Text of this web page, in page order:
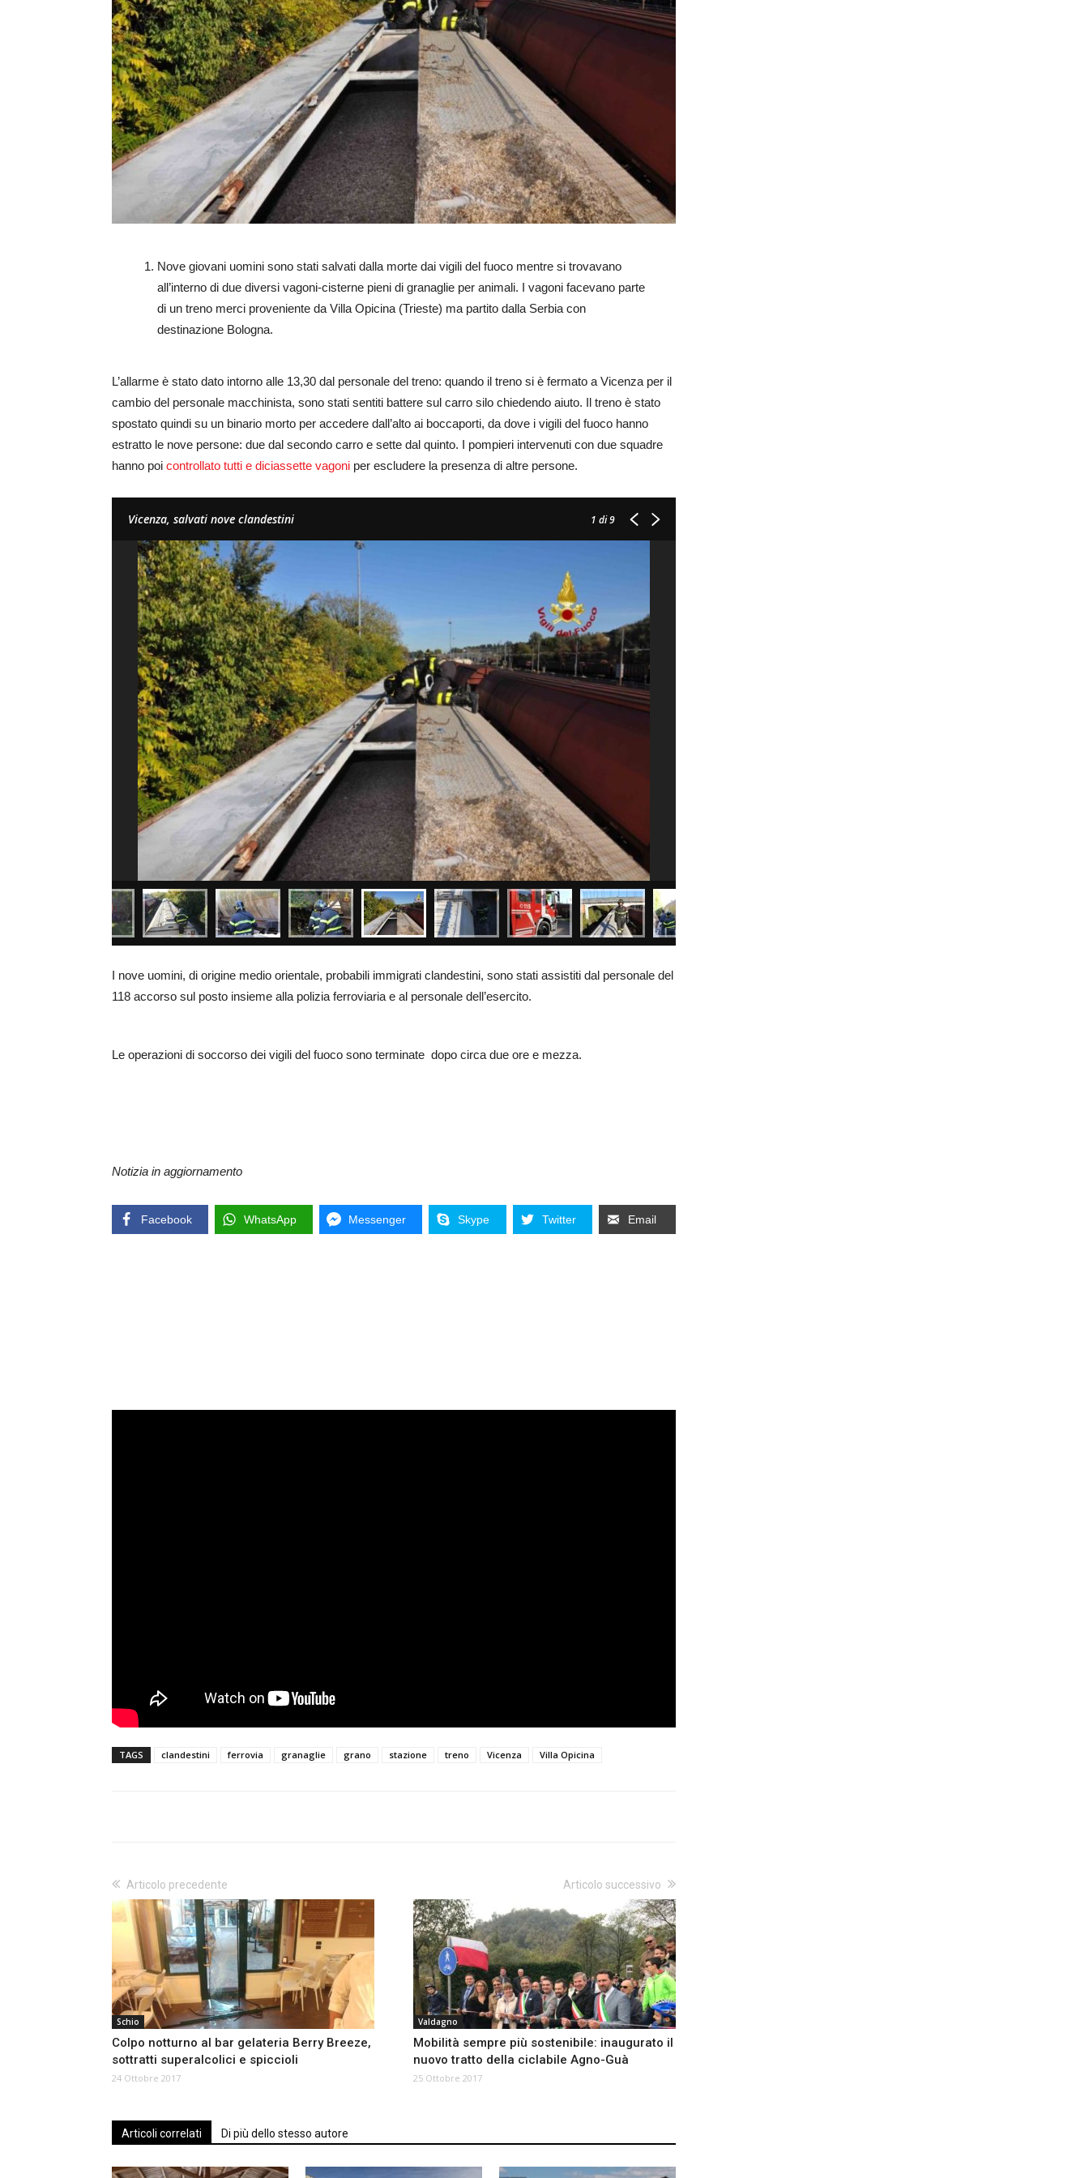
Nove giovani uomini sono stati salvati dalla morte dai vigili del fuoco mentre si trovavano
all’interno di due diversi vagoni-cisterne pieni di granaglie per animali. I vagoni facevano parte
di un treno merci proveniente da Villa Opicina (Trieste) ma partito dalla Serbia con
destinazione Bologna.
L’allarme è stato dato intorno alle 13,30 dal personale del treno: quando il treno si è fermato a Vicenza per il
cambio del personale macchinista, sono stati sentiti battere sul carro silo chiedendo aiuto. Il treno è stato
spostato quindi su un binario morto per accedere dall’alto ai boccaporti, da dove i vigili del fuoco hanno
estratto le nove persone: due dal secondo carro e sette dal quinto. I pompieri intervenuti con due squadre
hanno poi controllato tutti e diciassette vagoni per escludere la presenza di altre persone.
Vicenza, salvati nove clandestini 1 di 9
I nove uomini, di origine medio orientale, probabili immigrati clandestini, sono stati assistiti dal personale del
118 accorso sul posto insieme alla polizia ferroviaria e al personale dell’esercito.
Le operazioni di soccorso dei vigili del fuoco sono terminate dopo circa due ore e mezza.
Notizia in aggiornamento
Facebook WhatsApp Messenger Skype Twitter Email
TAGS clandestini ferrovia granaglie grano stazione treno Vicenza Villa Opicina
Articolo precedente
Schio
Colpo notturno al bar gelateria Berry Breeze,
sottratti superalcolici e spiccioli
24 Ottobre 2017
Articolo successivo
Valdagno
Mobilità sempre più sostenibile: inaugurato il
nuovo tratto della ciclabile Agno-Guà
25 Ottobre 2017
Articoli correlati Di più dello stesso autore